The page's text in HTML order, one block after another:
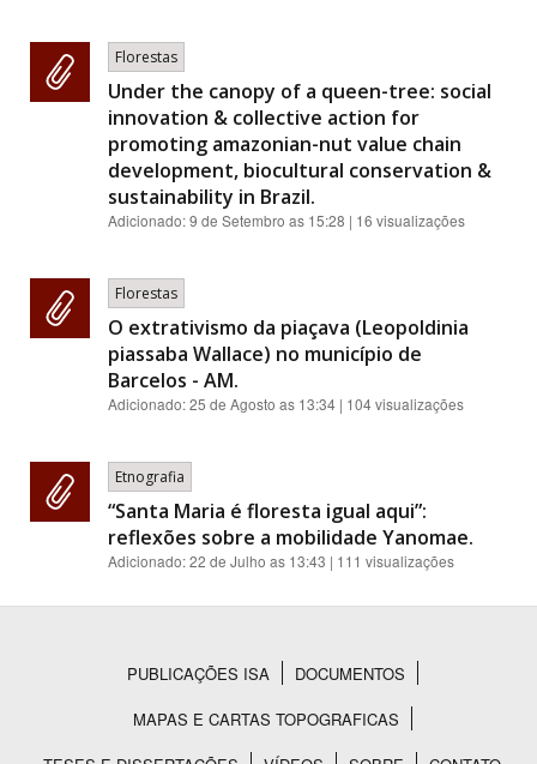
Florestas
Under the canopy of a queen-tree: social
innovation & collective action for
promoting amazonian-nut value chain
development, biocultural conservation &
sustainability in Brazil.
Adicionado:9 de Setembro as 15:28 | 16 visualizações
Florestas
O extrativismo da piaçava (Leopoldinia
piassaba Wallace) no município de
Barcelos - AM.
Adicionado:25 de Agosto as 13:34 | 104 visualizações
Etnografia
“Santa Maria é floresta igual aqui”:
reflexões sobre a mobilidade Yanomae.
Adicionado:22 de Julho as 13:43 | 111 visualizações
Rodapé
PUBLICAÇÕES ISA
DOCUMENTOS
MAPAS E CARTAS TOPOGRAFICAS